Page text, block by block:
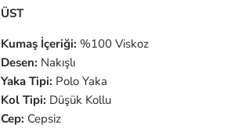
ÜST
Kumaş İçeriği: %100 Viskoz
Desen: Nakışlı
Yaka Tipi: Polo Yaka
Kol Tipi: Düşük Kollu
Cep: Cepsiz